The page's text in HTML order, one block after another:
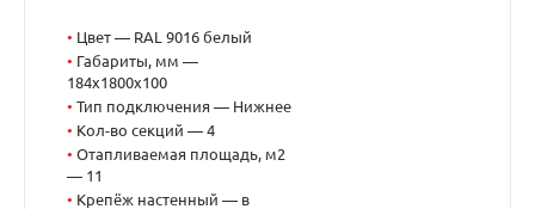
• Цвет — RAL 9016 белый
• Габариты, мм —
184x1800x100
• Тип подключения — Нижнее
• Кол-во секций — 4
• Отапливаемая площадь, м2
— 11
• Крепёж настенный — в